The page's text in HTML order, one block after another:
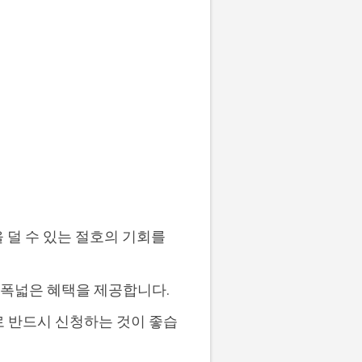
수 있는 절호의 기회를
넓은 혜택을 제공합니다.
반드시 신청하는 것이 좋습